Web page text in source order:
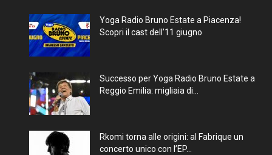
Yoga Radio Bruno Estate a Piacenza!
Scopri il cast dell’11 giugno
Successo per Yoga Radio Bruno Estate a
Reggio Emilia: migliaia di...
Rkomi torna alle origini: al Fabrique un
concerto unico con l’EP...